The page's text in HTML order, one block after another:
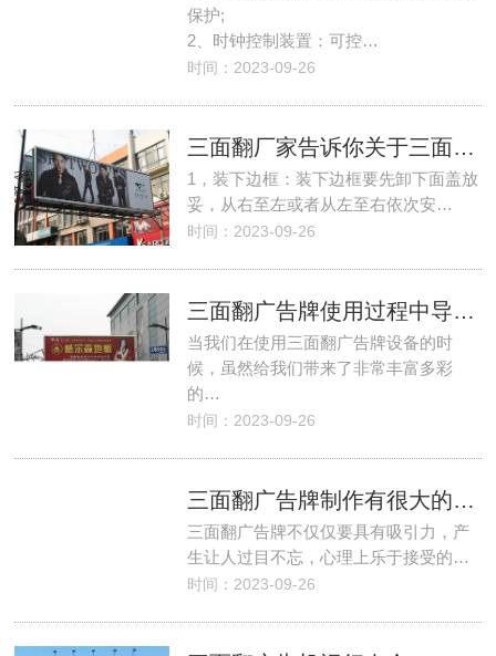
保护;
2、时钟控制装置：可控…
时间：2023-09-26
三面翻厂家告诉你关于三面翻广告牌安装的细节
1，装下边框：装下边框要先卸下面盖放
妥，从右至左或者从左至右依次安…
时间：2023-09-26
三面翻广告牌使用过程中导致故障出现的因素
当我们在使用三面翻广告牌设备的时
候，虽然给我们带来了非常丰富多彩
的…
时间：2023-09-26
三面翻广告牌制作有很大的学问呢
三面翻广告牌不仅仅要具有吸引力，产
生让人过目不忘，心理上乐于接受的…
时间：2023-09-26